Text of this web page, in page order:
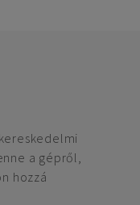
a gépről,
hozzá